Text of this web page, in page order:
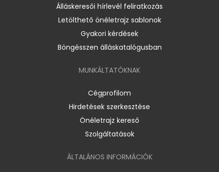
Álláskeresői hírlevél feliratkozás
Letölthető önéletrajz sablonok
Gyakori kérdések
Böngésszen álláskatalógusban
MUNKÁLTATÓKNAK
Cégprofilom
Hirdetések szerkesztése
Önéletrajz kereső
Szolgáltatások
ÁLTALÁNOS INFORMÁCIÓK